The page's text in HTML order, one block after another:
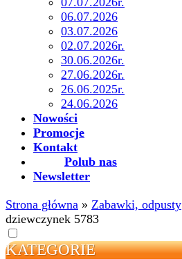
06.07.2026
03.07.2026
02.07.2026r.
30.06.2026r.
27.06.2026r.
26.06.2025r.
24.06.2026
Nowości
Promocje
Kontakt
Polub nas
Newsletter
Strona główna » Zabawki, odpusty
dziewczynek 5783
KATEGORIE